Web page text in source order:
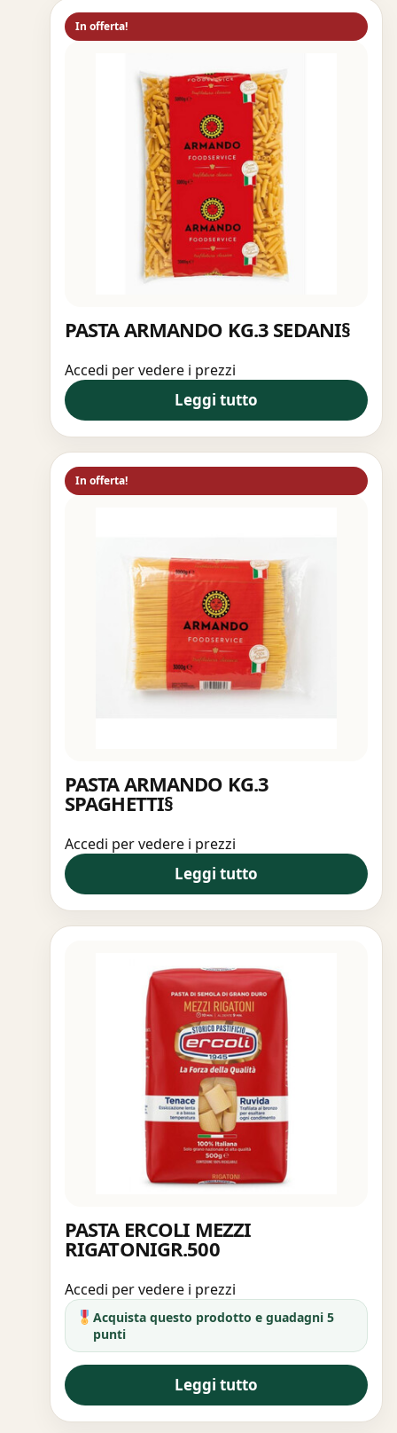
In offerta!
PASTA ARMANDO KG.3 SEDANI§
Accedi per vedere i prezzi
Leggi tutto
In offerta!
PASTA ARMANDO KG.3
SPAGHETTI§
Accedi per vedere i prezzi
Leggi tutto
PASTA ERCOLI MEZZI
RIGATONIGR.500
Accedi per vedere i prezzi
Acquista questo prodotto e guadagni 5
punti
Leggi tutto